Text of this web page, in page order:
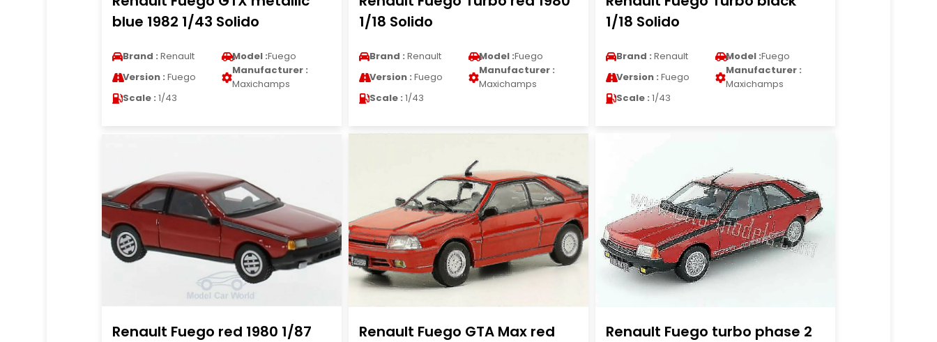
blue 1982 1/43 Solido
Brand : Renault Model :Fuego
Version : Fuego
Manufacturer :
Maxichamps
Scale : 1/43
1/18 Solido
Brand : Renault Model :Fuego
Version : Fuego
Manufacturer :
Maxichamps
Scale : 1/43
1/18 Solido
Brand : Renault Model :Fuego
Version : Fuego
Manufacturer :
Maxichamps
Scale : 1/43
Renault Fuego red 1980 1/87
Renault Fuego GTA Max red
Renault Fuego turbo phase 2